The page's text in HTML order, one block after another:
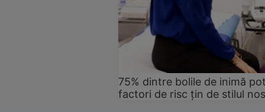
75% dintre bolile de inimă
factori de risc țin de stilul